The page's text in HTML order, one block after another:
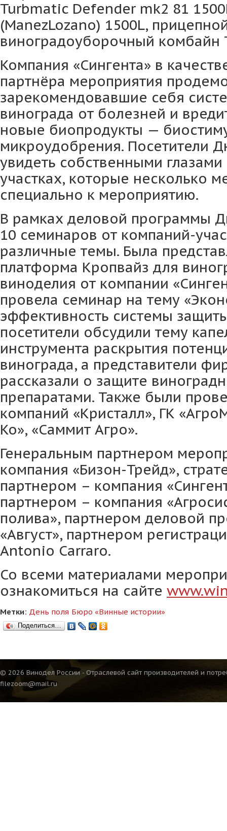
Turbmatic Defender mk2 81
(ManezLozano) 1500L,
виноградоуборочный комбайн
Компания «Сингента» в
партнёра мероприятия
зарекомендовавшие себя
винограда от болезней и
новые биопродукты —
микроудобрения. Посетители
увидеть собственными
участках, которые несколько
специально к мероприятию.
В рамках деловой программы
10 семинаров от компаний-
различные темы. Была
платформа Кропвайз для
виноделия от компании
провела семинар на тему
эффективность системы
посетители обсудили тему
инструмента раскрытия
винограда, а представители
рассказали о защите
препаратами. Также были
компаний «Кристалл», ГК
Ко», «Саммит Агро».
Генеральным партнером
компания «Бизон-Трейд»,
партнером – компания
партнером – компания
полива», партнером деловой
«Август», партнером
Antonio Carraro.
Со всеми материалами
ознакомиться на сайте www.
Метки: День поля Бюро «Винные истории»
Поделиться…
© 2026 Винодел России - Отраслевой сайт производителей и
filezoom@mail.ru